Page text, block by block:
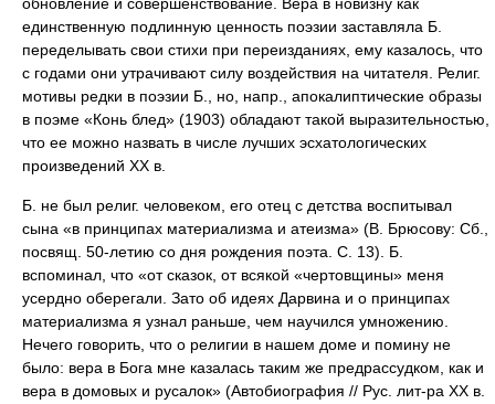
единственную подлинную ценность поэзии заставляла Б.
переделывать свои стихи при переизданиях, ему казалось, что
с годами они утрачивают силу воздействия на читателя. Религ.
мотивы редки в поэзии Б., но, напр., апокалиптические образы
в поэме «Конь блед» (1903) обладают такой выразительностью,
что ее можно назвать в числе лучших эсхатологических
произведений XX в.
Б. не был религ. человеком, его отец с детства воспитывал
сына «в принципах материализма и атеизма» (В. Брюсову: Сб.,
посвящ. 50-летию со дня рождения поэта. С. 13). Б.
вспоминал, что «от сказок, от всякой «чертовщины» меня
усердно оберегали. Зато об идеях Дарвина и о принципах
материализма я узнал раньше, чем научился умножению.
Нечего говорить, что о религии в нашем доме и помину не
было: вера в Бога мне казалась таким же предрассудком, как и
вера в домовых и русалок» (Автобиография // Рус. лит-ра XX в.